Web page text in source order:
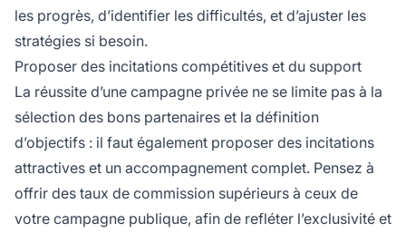
les progrès, d’identifier les difficultés, et d’ajuster les
stratégies si besoin.
Proposer des incitations compétitives et du support
La réussite d’une campagne privée ne se limite pas à la
sélection des bons partenaires et la définition
d’objectifs : il faut également proposer des incitations
attractives et un accompagnement complet. Pensez à
offrir des taux de commission supérieurs à ceux de
votre campagne publique, afin de refléter l’exclusivité et